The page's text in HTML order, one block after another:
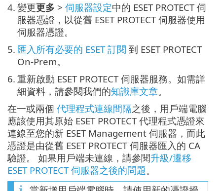
4. 變更更多 > 伺服器設定中的 ESET PROTECT 伺
服器憑證，以從舊 ESET PROTECT 伺服器使用
伺服器憑證。
5. 匯入所有必要的 ESET 訂閱 到 ESET PROTECT
On-Prem。
6. 重新啟動 ESET PROTECT 伺服器服務。如需詳
細資料，請參閱我們的知識庫文章。
在一或兩個 代理程式連線間隔之後，用戶端電腦
應該使用其原始 ESET PROTECT 代理程式憑證來
連線至您的新 ESET Management 伺服器，而此
憑證是由從舊 ESET PROTECT 伺服器匯入的 CA
驗證。 如果用戶端未連線，請參閱升級/遷移
ESET PROTECT 伺服器之後的問題。